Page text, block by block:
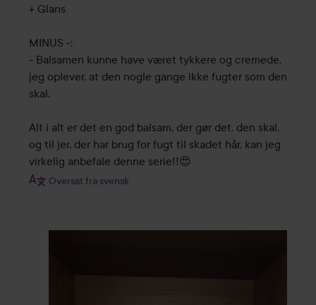
+ Glans
MINUS -:
- Balsamen kunne have været tykkere og cremede,
jeg oplever, at den nogle gange ikke fugter som den
skal.
Alt i alt er det en god balsam, der gør det, den skal,
og til jer, der har brug for fugt til skadet hår, kan jeg
Oversat fra svensk